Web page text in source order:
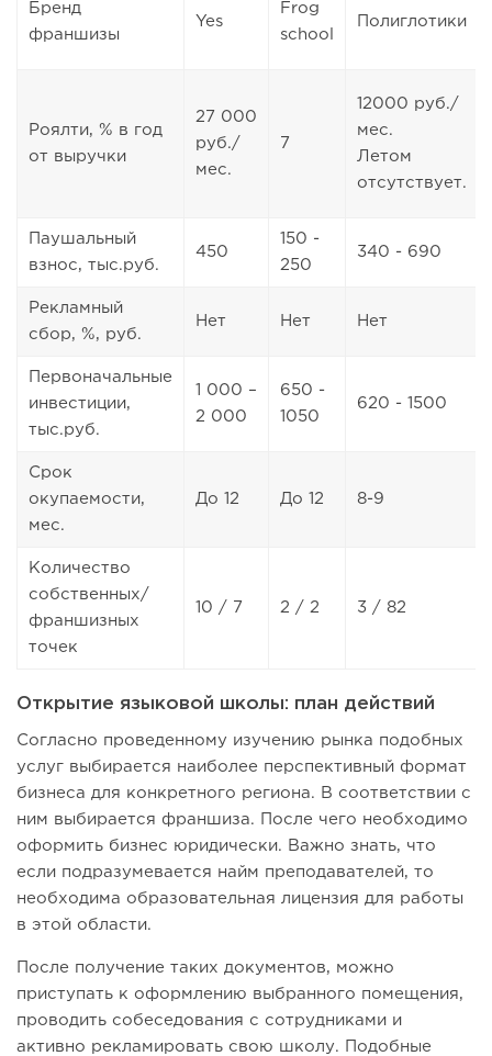
Бренд
франшизы
Yes
Frog
school
Полиглотики
Роялти, % в год
от выручки
27 000
руб./
мес.
7
12000 руб./
мес.
Летом
отсутствует.
Паушальный
взнос, тыс.руб.
450
150 -
250
340 - 690
Рекламный
сбор, %, руб.
Нет Нет Нет
Первоначальные
инвестиции,
тыс.руб.
1 000 –
2 000
650 -
1050
620 - 1500
Срок
окупаемости,
мес.
До 12 До 12 8-9
Количество
собственных/
франшизных
точек
10 / 7 2 / 2 3 / 82
Открытие языковой школы: план действий
Согласно проведенному изучению рынка подобных
услуг выбирается наиболее перспективный формат
бизнеса для конкретного региона. В соответствии с
ним выбирается франшиза. После чего необходимо
оформить бизнес юридически. Важно знать, что
если подразумевается найм преподавателей, то
необходима образовательная лицензия для работы
в этой области.
После получение таких документов, можно
приступать к оформлению выбранного помещения,
проводить собеседования с сотрудниками и
активно рекламировать свою школу. Подобные